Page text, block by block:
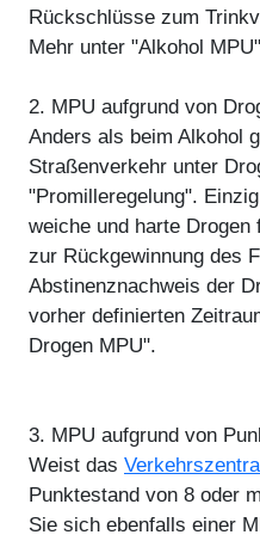
Rückschlüsse zum
Mehr unter "Alkohol
2. MPU aufgrund von
Anders als beim Alkohol
Straßenverkehr unter
"Promilleregelung".
weiche und harte
zur Rückgewinnung des
Abstinenznachweis der
vorher definierten
Drogen MPU".
3. MPU aufgrund von
Weist das
Punktestand von 8 oder
Sie sich ebenfalls einer